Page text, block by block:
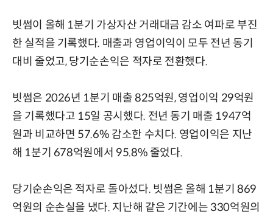
빗썸이 올해 1분기 가상자산 거래대금 감소 여파로 부진
한 실적을 기록했다. 매출과 영업이익이 모두 전년 동기
대비 줄었고, 당기순손익은 적자로 전환했다.
빗썸은 2026년 1분기 매출 825억원, 영업이익 29억원
을 기록했다고 15일 공시했다. 전년 동기 매출 1947억
원과 비교하면 57.6% 감소한 수치다. 영업이익은 지난
해 1분기 678억원에서 95.8% 줄었다.
당기순손익은 적자로 돌아섰다. 빗썸은 올해 1분기 869
억원의 순손실을 냈다. 지난해 같은 기간에는 330억원의